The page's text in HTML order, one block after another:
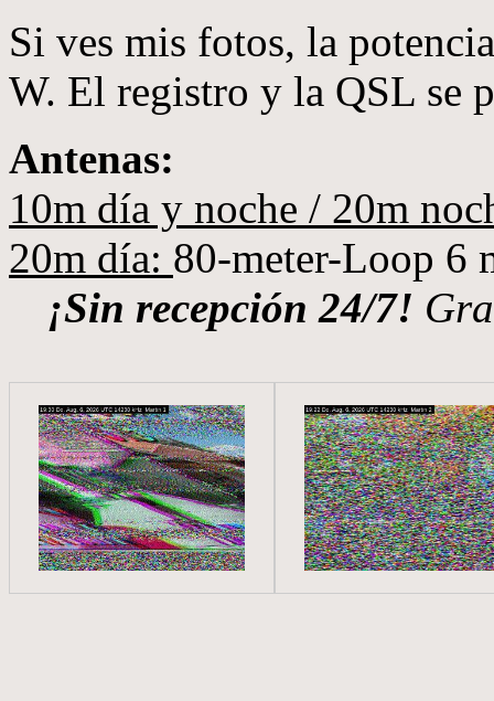
Si ves mis fotos, la
W. El registro y la QSL se
Antenas:
10m día y noche / 20m
20m día: 80-meter-Loop 6
¡Sin recepción 24/7!